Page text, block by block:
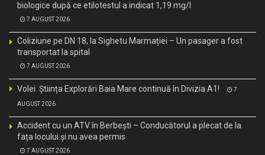
biologice după ce etilotestul a indicat 1,19 mg/l
7 AUGUST 2026
Coliziune pe DN 18, la Sighetu Marmației – Un pasager a fost
transportat la spital
7 AUGUST 2026
Volei. Știința Explorări Baia Mare continuă în Divizia A1! 7
AUGUST 2026
Accident cu un ATV în Berbești – Conducătorul a plecat de la
fața locului și nu avea permis
7 AUGUST 2026